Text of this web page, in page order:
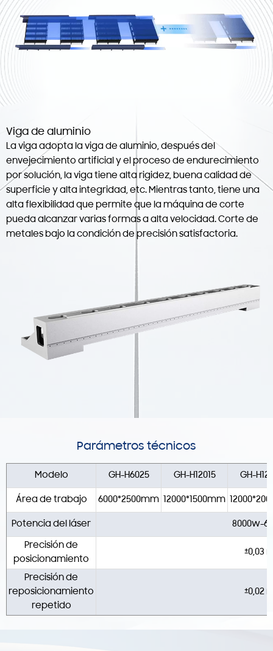
Viga de aluminio
La viga adopta la viga de aluminio, después del
envejecimiento artificial y el proceso de endurecimiento
por solución, la viga tiene alta rigidez, buena calidad de
superficie y alta integridad, etc. Mientras tanto, tiene una
alta flexibilidad que permite que la máquina de corte
pueda alcanzar varias formas a alta velocidad. Corte de
metales bajo la condición de precisión satisfactoria.
Parámetros técnicos
Modelo GH-H6025 GH-H12015 GH-
Área de trabajo 6000*2500mm 12000*1500mm
Potencia del láser 8000w-
Precisión de
posicionamiento
±0,03
Precisión de
reposicionamiento
repetido
±0,02